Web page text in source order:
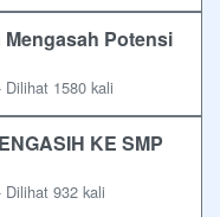
Mengasah Potensi
1580 kali
KE SMP
932 kali